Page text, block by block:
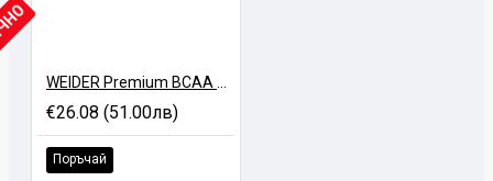
WEIDER Premium BCAA Professional – 450 gr
€26.08 (51.00лв)
Поръчай